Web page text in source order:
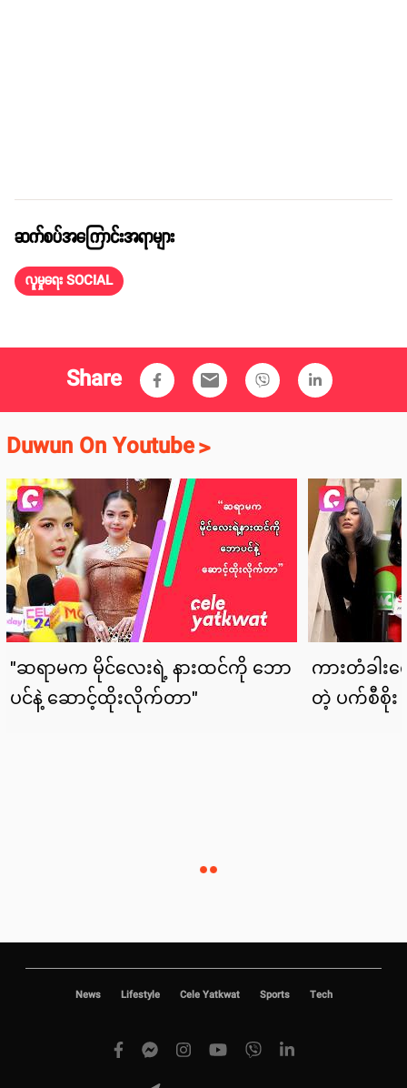
ဆက်စပ်အကြောင်းအရာများ
လူမှုရေး SOCIAL
Share email
Duwun On Youtube>
News Lifestyle Cele Yatkwat Sports Tech